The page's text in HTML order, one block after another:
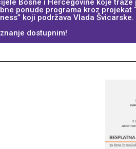
Bosne i Hercegovine koje
ponude programa kroz projekat
koji podržava Vlada Švicarske.
dostupnim!